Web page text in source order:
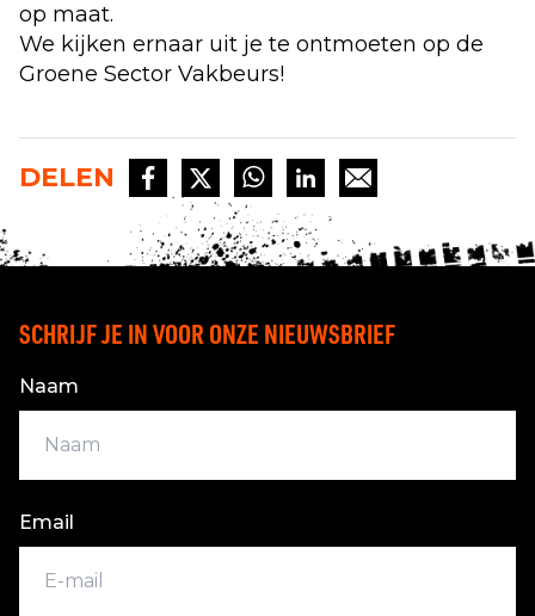
op maat.
We kijken ernaar uit je te ontmoeten op de
Groene Sector Vakbeurs!
DELEN
SCHRIJF JE IN VOOR ONZE NIEUWSBRIEF
Naam
Email